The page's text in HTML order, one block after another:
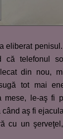
eliberat
că telefonul
din nou,
tot mai
mese, le-aş fi
aş fi
cu un